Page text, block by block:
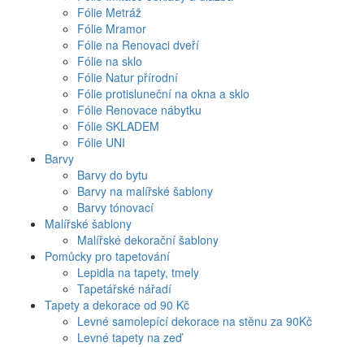
Fólie Metráž
Fólie Mramor
Fólie na Renovaci dveří
Fólie na sklo
Fólie Natur přírodní
Fólie protisluneční na okna a sklo
Fólie Renovace nábytku
Fólie SKLADEM
Fólie UNI
Barvy
Barvy do bytu
Barvy na malířské šablony
Barvy tónovací
Malířské šablony
Malířské dekorační šablony
Pomůcky pro tapetování
Lepidla na tapety, tmely
Tapetářské nářadí
Tapety a dekorace od 90 Kč
Levné samolepící dekorace na stěnu za 90Kč
Levné tapety na zeď